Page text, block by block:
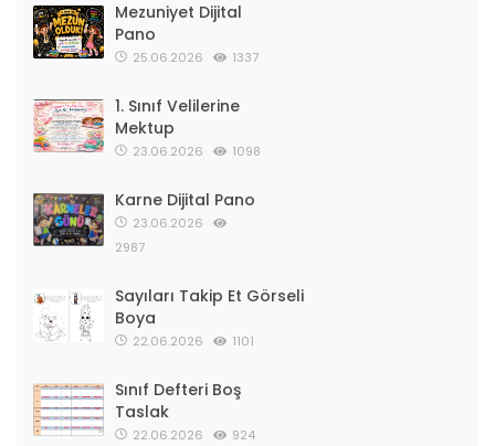
Mezuniyet Dijital
Pano
25.06.2026 1337
1. Sınıf Velilerine
Mektup
23.06.2026 1098
Karne Dijital Pano
23.06.2026
2987
Sayıları Takip Et Görseli
Boya
22.06.2026 1101
Sınıf Defteri Boş
Taslak
22.06.2026 924